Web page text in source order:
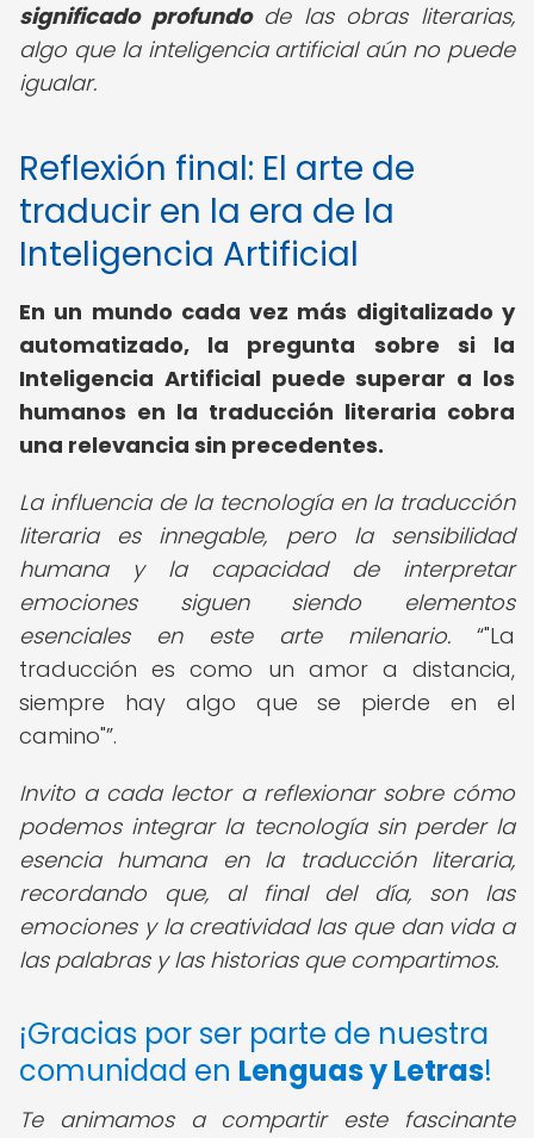
significado profundode las obras literarias,
algo que la inteligencia artificial aún no puede
igualar.
Reflexión final: El arte de
traducir en la era de la
Inteligencia Artificial
En un mundo cada vez más digitalizado y
automatizado, la pregunta sobre si la
Inteligencia Artificial puede superar a los
humanos en la traducción literaria cobra
una relevancia sin precedentes.
La influencia de la tecnología en la traducción
literaria es innegable, pero la sensibilidad
humana y la capacidad de interpretar
emociones siguen siendo elementos
esenciales en este arte milenario.
"La
traducción es como un amor a distancia,
siempre hay algo que se pierde en el
camino" .
Invito a cada lector a reflexionar sobre cómo
podemos integrar la tecnología sin perder la
esencia humana en la traducción literaria,
recordando que, al final del día, son las
emociones y la creatividad las que dan vida a
las palabras y las historias que compartimos.
¡Gracias por ser parte de nuestra
comunidad en Lenguas y Letras!
Te animamos a compartir este fascinante